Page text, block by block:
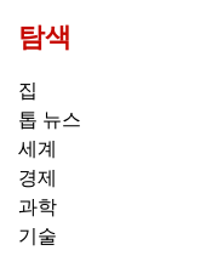
탐색
집
톱 뉴스
세계
경제
과학
기술